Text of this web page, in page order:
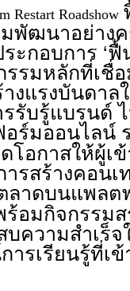
Restart Roadshow
พัฒนาอย่างค
ะกอบการ ‘ฟื้
รรมหลักที่เชื่
งแรงบันดา
รับรู้แบรนด์
ร์มออนไลน์
โอกาสให้ผู้เ
รสร้างคอนเ
ลาดบนแพล
อมกิจกรรม
ความสำเร็จ
ารเรียนรู้ที่เ